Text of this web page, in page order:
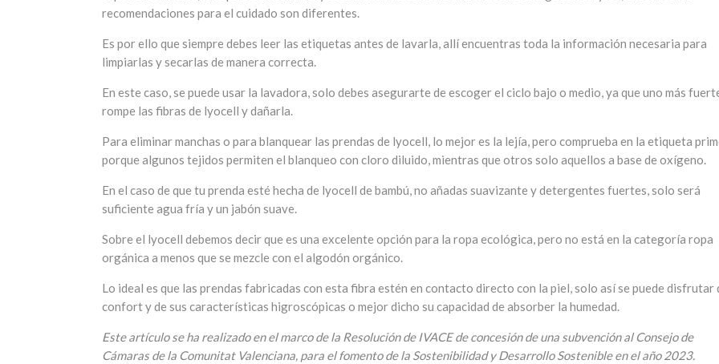
recomendaciones para el cuidado son diferentes.
Es por ello que siempre debes leer las etiquetas antes de lavarla, allí encuentras toda la información necesaria para
limpiarlas y secarlas de manera correcta.
En este caso, se puede usar la lavadora, solo debes asegurarte de escoger el ciclo bajo o medio, ya que uno más
rompe las fibras de lyocell y dañarla.
Para eliminar manchas o para blanquear las prendas de lyocell, lo mejor es la lejía, pero comprueba en la etiqueta
porque algunos tejidos permiten el blanqueo con cloro diluido, mientras que otros solo aquellos a base de oxígeno.
En el caso de que tu prenda esté hecha de lyocell de bambú, no añadas suavizante y detergentes fuertes, solo será
suficiente agua fría y un jabón suave.
Sobre el lyocell debemos decir que es una excelente opción para la ropa ecológica, pero no está en la categoría ropa
orgánica a menos que se mezcle con el algodón orgánico.
Lo ideal es que las prendas fabricadas con esta fibra estén en contacto directo con la piel, solo así se puede disfrutar
confort y de sus características higroscópicas o mejor dicho su capacidad de absorber la humedad.
Este artículo se ha realizado en el marco de la Resolución de IVACE de concesión de una subvención al Consejo de
Cámaras de la Comunitat Valenciana, para el fomento de la Sostenibilidad y Desarrollo Sostenible en el año 2023.